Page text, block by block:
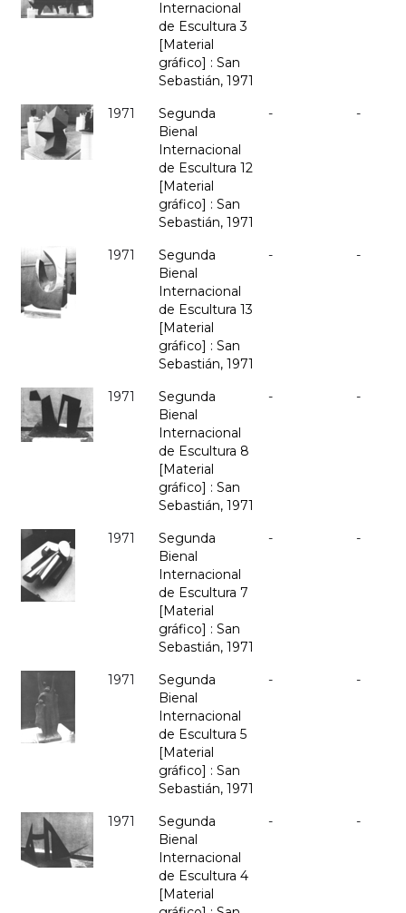
Internacional
de Escultura 3
[Material
gráfico] : San
Sebastián, 1971
1971
Segunda
Bienal
Internacional
de Escultura 12
[Material
gráfico] : San
Sebastián, 1971
- -
1971
Segunda
Bienal
Internacional
de Escultura 13
[Material
gráfico] : San
Sebastián, 1971
- -
1971
Segunda
Bienal
Internacional
de Escultura 8
[Material
gráfico] : San
Sebastián, 1971
- -
1971
Segunda
Bienal
Internacional
de Escultura 7
[Material
gráfico] : San
Sebastián, 1971
- -
1971
Segunda
Bienal
Internacional
de Escultura 5
[Material
gráfico] : San
Sebastián, 1971
- -
1971
Segunda
Bienal
Internacional
de Escultura 4
[Material
- -